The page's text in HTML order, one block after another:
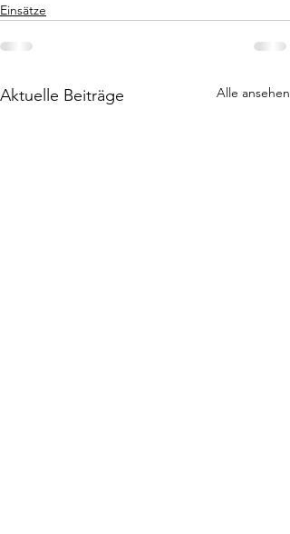
Einsätze
Aktuelle Beiträge Alle ansehen